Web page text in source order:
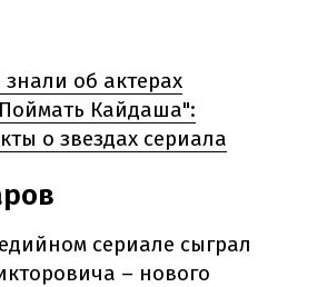
об актерах
Кайдаша":
о звездах сериала
сериале сыграл
– нового